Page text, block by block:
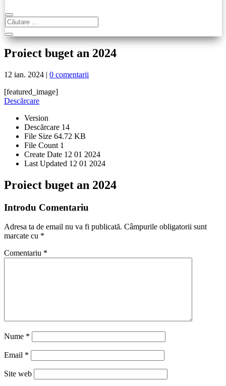
Proiect buget an 2024
12 ian. 2024 | 0 comentarii
[featured_image]
Descărcare
Version
Descărcare 14
File Size 64.72 KB
File Count 1
Create Date 12 01 2024
Last Updated 12 01 2024
Proiect buget an 2024
Introdu Comentariu
Adresa ta de email nu va fi publicată. Câmpurile obligatorii sunt
marcate cu *
Comentariu *
Nume *
Email *
Site web